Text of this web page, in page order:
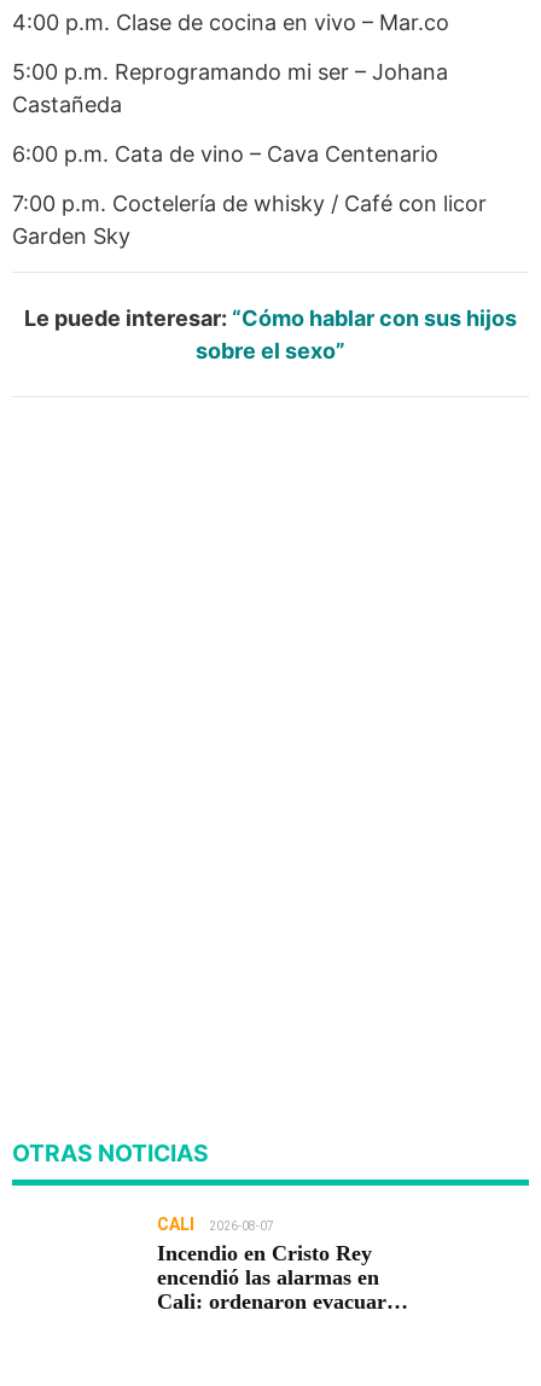
4:00 p.m. Clase de cocina en vivo – Mar.co
5:00 p.m. Reprogramando mi ser – Johana
Castañeda
6:00 p.m. Cata de vino – Cava Centenario
7:00 p.m. Coctelería de whisky / Café con licor
Garden Sky
Le puede interesar: “Cómo hablar con sus hijos
sobre el sexo”
OTRAS NOTICIAS
CALI 2026-08-07
Incendio en Cristo Rey
encendió las alarmas en
Cali: ordenaron evacuar